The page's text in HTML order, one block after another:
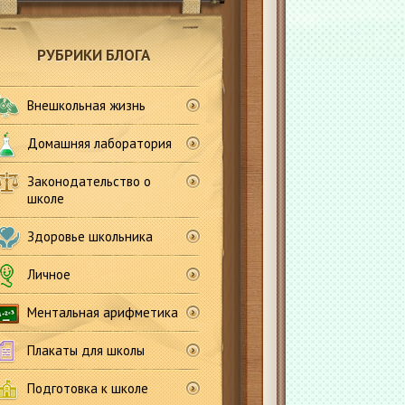
РУБРИКИ БЛОГА
Внешкольная жизнь
Домашняя лаборатория
Законодательство о
школе
Здоровье школьника
Личное
Ментальная арифметика
Плакаты для школы
Подготовка к школе